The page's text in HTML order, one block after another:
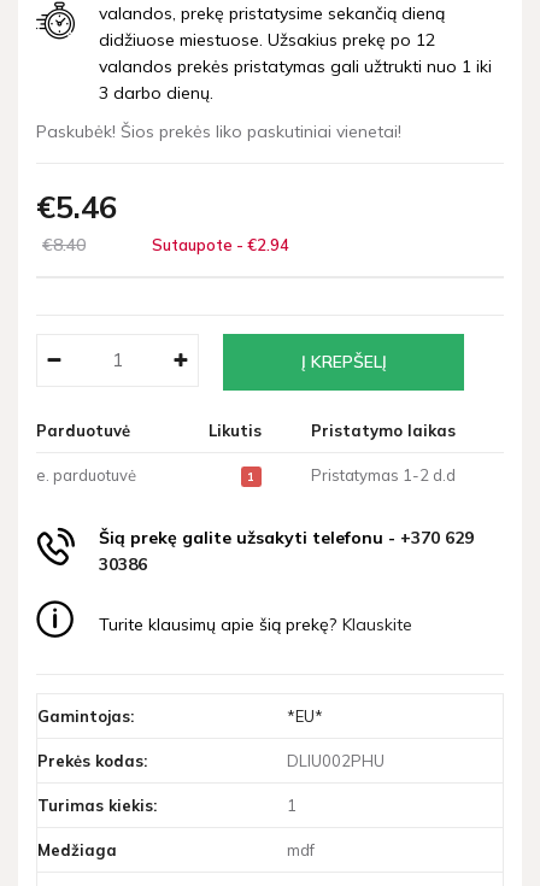
valandos, prekę pristatysime sekančią dieną
didžiuose miestuose. Užsakius prekę po 12
valandos prekės pristatymas gali užtrukti nuo 1 iki
3 darbo dienų.
Paskubėk! Šios prekės liko paskutiniai vienetai!
€5 46
€840 Sutaupote - €2 94
Parduotuvė Likutis Pristatymo laikas
e. parduotuvė 1 Pristatymas 1-2 d.d
Šią prekę galite užsakyti telefonu - +370 629
30386
Turite klausimų apie šią prekę? Klauskite
Gamintojas: *EU*
Prekės kodas: DLIU002PHU
Turimas kiekis: 1
Medžiaga mdf